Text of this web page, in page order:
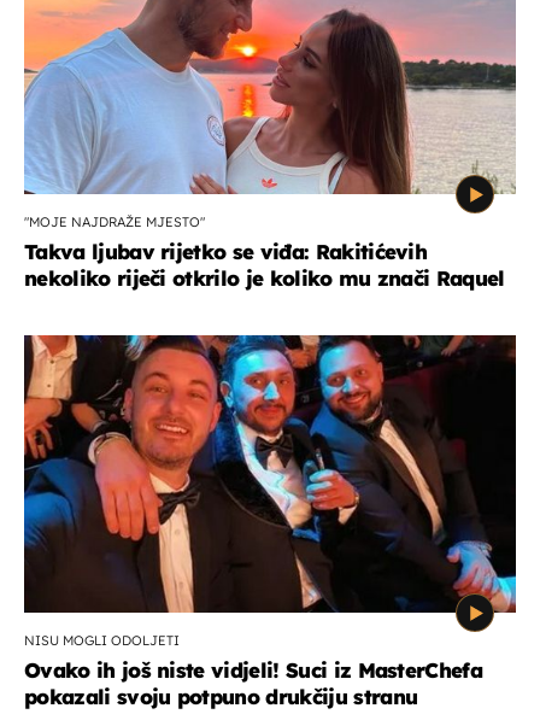
"MOJE NAJDRAŽE MJESTO"
Takva ljubav rijetko se viđa: Rakitićevih
nekoliko riječi otkrilo je koliko mu znači Raquel
NISU MOGLI ODOLJETI
Ovako ih još niste vidjeli! Suci iz MasterChefa
pokazali svoju potpuno drukčiju stranu